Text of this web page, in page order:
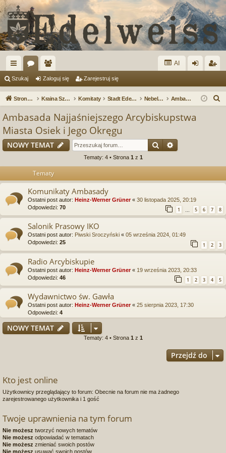
ię
ce
or
a
ży
tk
ni
AI
og ej
Szukaj Zaloguj się Zarejestruj się
Strona główna Kraina Szarotek Komitaty Stadt Edelweiss Nebelschattengasse - strefa dla dyplomatów Ambasada Najjaśniejszego Arcybiskupstwa Miasta Osiek i Jego Okręgu
Ambasada Najjaśniejszego Arcybiskupstwa
Miasta Osiek i Jego Okręgu
NOWY TEMAT Szukaj
Tematy: 4 • Strona 1 z 1
Tematy
Komunikaty Ambasady
Ostatni post autor: Heinz-Werner Grüner« 30 listopada 2025, 20:19
Odpowiedzi: 70 1 … 5 6 7 8
Salonik Prasowy IKO
Ostatni post autor: Piwski Sroczyński « 05 września 2024, 01:49
Odpowiedzi: 25 1 2 3
Radio Arcybiskupie
Ostatni post autor: Heinz-Werner Grüner« 19 września 2023, 20:33
Odpowiedzi: 46 1 2 3 4 5
Wydawnictwo św. Gawła
Ostatni post autor: Heinz-Werner Grüner« 25 sierpnia 2023, 17:30
Odpowiedzi: 4
NOWY TEMAT
Tematy: 4 • Strona 1 z 1
Przejdź do
Kto jest online
Użytkownicy przeglądający to forum: Obecnie na forum nie ma żadnego
zarejestrowanego użytkownika i 1 gość
Twoje uprawnienia na tym forum
Nie możesz tworzyć nowych tematów
Nie możesz odpowiadać w tematach
Nie możesz zmieniać swoich postów
Nie możesz usuwać swoich postów